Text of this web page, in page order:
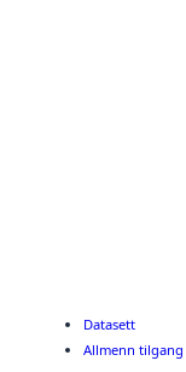
Datasett
Allmenn tilgang